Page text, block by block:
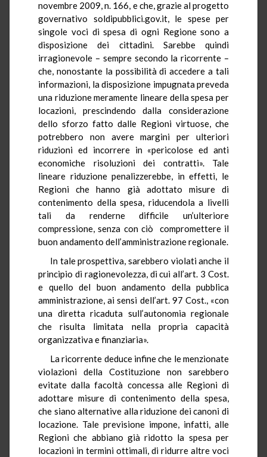
novembre 2009, n. 166, e che, grazie al progetto
governativo soldipubblici.gov.it, le spese per
singole voci di spesa di ogni Regione sono a
disposizione dei cittadini. Sarebbe quindi
irragionevole – sempre secondo la ricorrente –
che, nonostante la possibilità di accedere a tali
informazioni, la disposizione impugnata preveda
una riduzione meramente lineare della spesa per
locazioni, prescindendo dalla considerazione
dello sforzo fatto dalle Regioni virtuose, che
potrebbero non avere margini per ulteriori
riduzioni ed incorrere in «pericolose ed anti
economiche risoluzioni dei contratti». Tale
lineare riduzione penalizzerebbe, in effetti, le
Regioni che hanno già adottato misure di
contenimento della spesa, riducendola a livelli
tali da renderne difficile un’ulteriore
compressione, senza con ciò compromettere il
buon andamento dell’amministrazione regionale.
In tale prospettiva, sarebbero violati anche il
principio di ragionevolezza, di cui all’art. 3 Cost.
e quello del buon andamento della pubblica
amministrazione, ai sensi dell’art. 97 Cost., «con
una diretta ricaduta sull’autonomia regionale
che risulta limitata nella propria capacità
organizzativa e finanziaria».
La ricorrente deduce infine che le menzionate
violazioni della Costituzione non sarebbero
evitate dalla facoltà concessa alle Regioni di
adottare misure di contenimento della spesa,
che siano alternative alla riduzione dei canoni di
locazione. Tale previsione impone, infatti, alle
Regioni che abbiano già ridotto la spesa per
locazioni in termini ottimali, di ridurre altre voci